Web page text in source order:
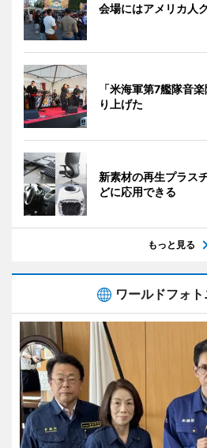
会場にはアメリカ人
「米海軍第7艦隊音
り上げた
新素材の再生プラス
どに応用できる
もっと見る
ワールドフォ